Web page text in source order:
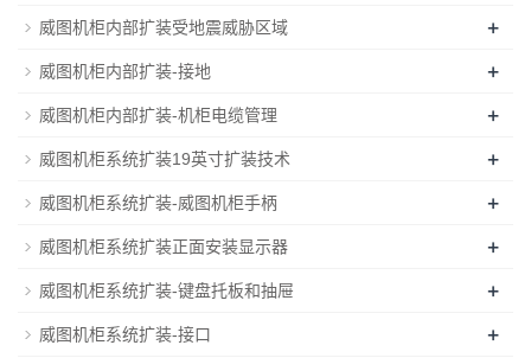
威图机柜内部扩装受地震威胁区域 +
威图机柜内部扩装-接地 +
威图机柜内部扩装-机柜电缆管理 +
威图机柜系统扩装19英寸扩装技术 +
威图机柜系统扩装-威图机柜手柄 +
威图机柜系统扩装正面安装显示器 +
威图机柜系统扩装-键盘托板和抽屉 +
威图机柜系统扩装-接口 +